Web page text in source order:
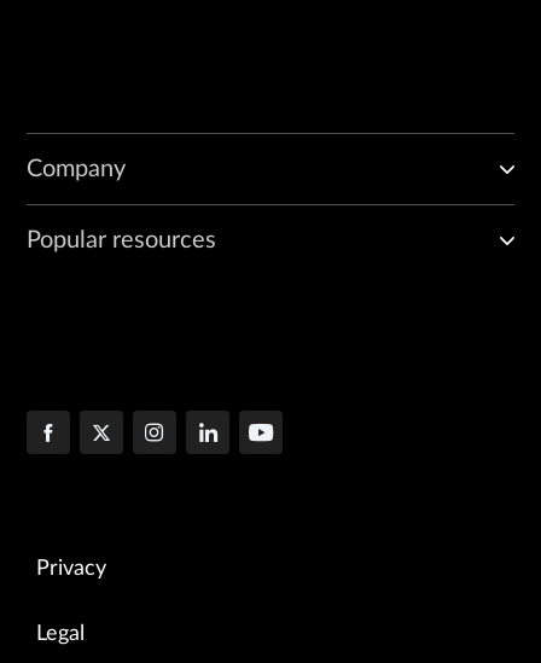
Company
Popular resources
Privacy
Legal